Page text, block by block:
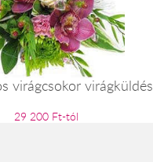
virágcsokor virágküldés
29 200 Ft-tól